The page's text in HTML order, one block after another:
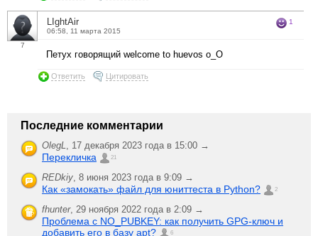
7
LIghtAir
06:58, 11 марта 2015
1
Петух говорящий welcome to huevos o_O
Ответить Цитировать
Последние комментарии
OlegL 17 декабря 2023 года в 15:00 →
Перекличка 21
REDkiy 8 июня 2023 года в 9:09 →
Как «замокать» файл для юниттеста в Python? 2
fhunter, 29 ноября 2022 года в 2:09 →
Проблема с NO_PUBKEY: как получить GPG-ключ и
добавить его в базу apt?
6